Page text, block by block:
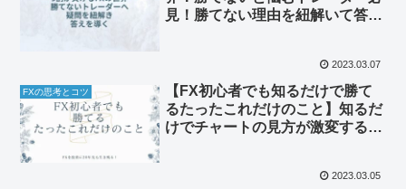
見！勝てない理由を紐解いて答え
2023.03.07
FXの思考とコツ
【FX初心者でも知るだけで勝て
るたったこれだけのこと】知るだ
けでチャートの見方が激変する！
2023.03.05